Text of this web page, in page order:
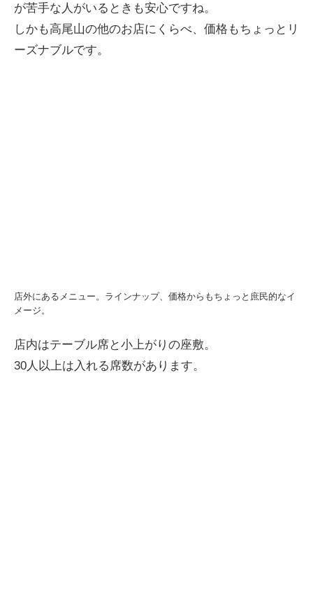
が苦手な人がいるときも安心ですね。
しかも高尾山の他のお店にくらべ、価格もちょっとリ
ーズナブルです。
店外にあるメニュー。ラインナップ、価格からもちょっと庶民的なイ
メージ。
店内はテーブル席と小上がりの座敷。
30人以上は入れる席数があります。